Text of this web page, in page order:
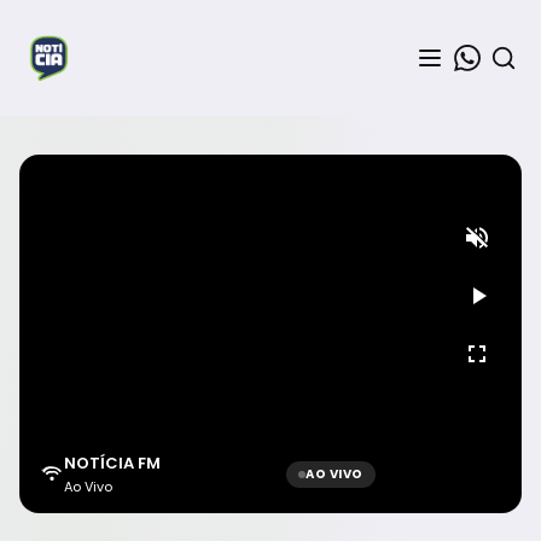
NOTÍCIA FM
Ao Vivo
AO VIVO